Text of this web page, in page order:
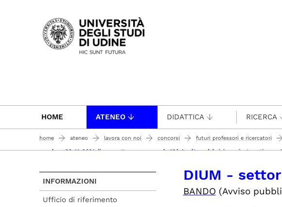
Passa al contenuto principale
HOME ATENEO DIDATTICA RICERCA
home ateneo lavora con noi concorsi futuri professori e ricercatori
concluso 23_11_2021 dium - settore concorsuale 10/n1 culture del vicino oriente antico ..
DIUM -
BANDO (Avviso
INFORMAZIONI
Ufficio di riferimento